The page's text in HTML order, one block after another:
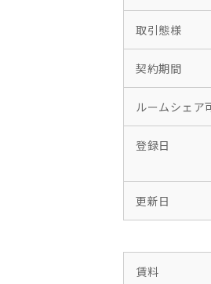
取引態様
契約期間
ルームシェア
登録日
更新日
賃料